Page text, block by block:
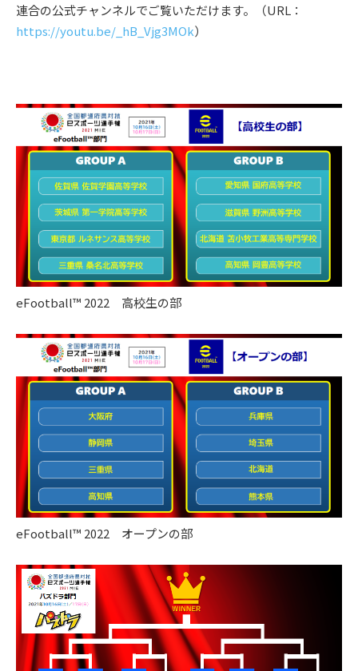
連合の公式チャンネルでご覧いただけます。（URL：
https://youtu.be/_hB_Vjg3MOk）
eFootball™ 2022 高校生の部
eFootball™ 2022 オープンの部